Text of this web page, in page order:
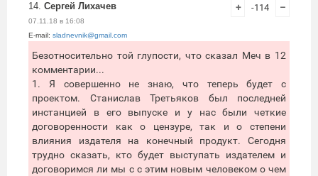
14. Сергей Лихачев
07.11.18 в 16:08
E-mail: sladnevnik@gmail.com
+ -114 –
Безотносительно той глупости, что сказал Меч в 12
комментарии...
1. Я совершенно не знаю, что теперь будет с
проектом. Станислав Третьяков был последней
инстанцией в его выпуске и у нас были четкие
договоренности как о цензуре, так и о степени
влияния издателя на конечный продукт. Сегодня
трудно сказать, кто будет выступать издателем и
договоримся ли мы с с этим новым человеком о чем